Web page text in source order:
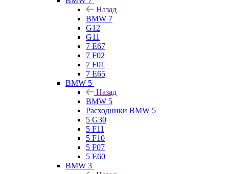
Назад
BMW 7
G12
G11
7 Е67
7 F02
7 F01
7 E65
BMW 5
Назад
BMW 5
Расходники BMW 5
5 G30
5 F11
5 F10
5 F07
5 E60
BMW 3